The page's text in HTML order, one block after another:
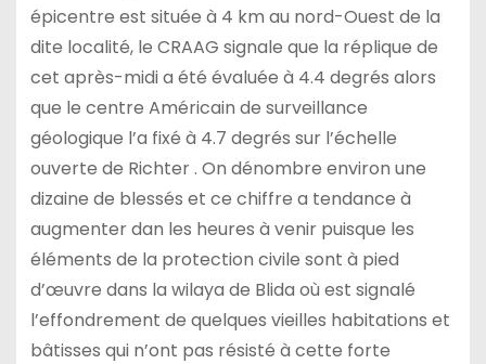
épicentre est située à 4 km au nord-Ouest de la
dite localité, le CRAAG signale que la réplique de
cet après-midi a été évaluée à 4.4 degrés alors
que le centre Américain de surveillance
géologique l’a fixé à 4.7 degrés sur l’échelle
ouverte de Richter . On dénombre environ une
dizaine de blessés et ce chiffre a tendance à
augmenter dan les heures à venir puisque les
éléments de la protection civile sont à pied
d’œuvre dans la wilaya de Blida où est signalé
l’effondrement de quelques vieilles habitations et
bâtisses qui n’ont pas résisté à cette forte